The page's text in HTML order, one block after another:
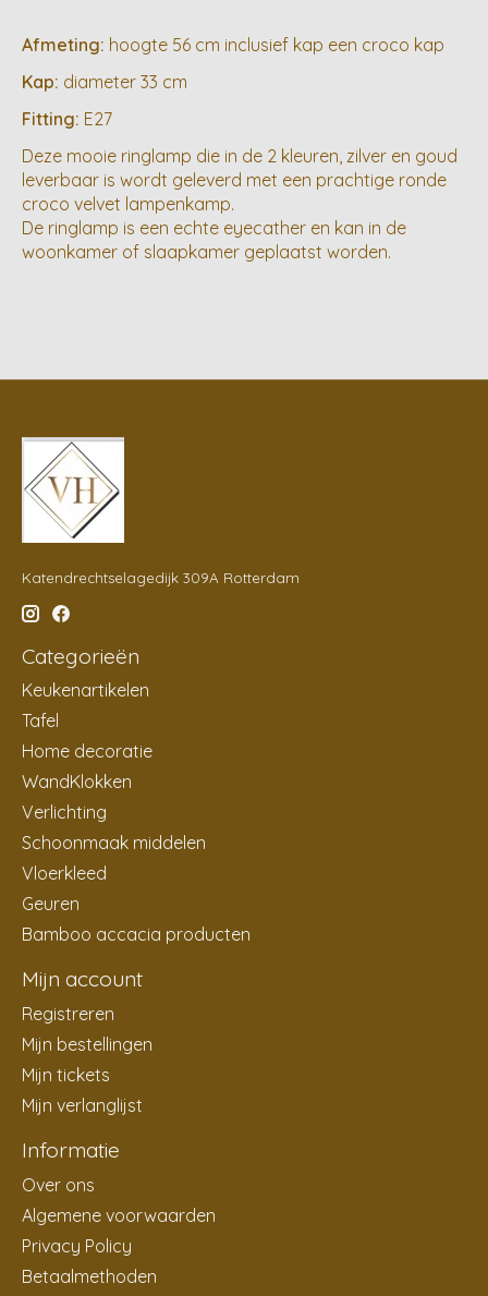
Afmeting: hoogte 56 cm inclusief kap een croco kap
Kap: diameter 33 cm
Fitting: E27
Deze mooie ringlamp die in de 2 kleuren, zilver en goud
leverbaar is wordt geleverd met een prachtige ronde
croco velvet lampenkamp.
De ringlamp is een echte eyecather en kan in de
woonkamer of slaapkamer geplaatst worden.
Katendrechtselagedijk 309A Rotterdam
Categorieën
Keukenartikelen
Tafel
Home decoratie
WandKlokken
Verlichting
Schoonmaak middelen
Vloerkleed
Geuren
Bamboo accacia producten
Mijn account
Registreren
Mijn bestellingen
Mijn tickets
Mijn verlanglijst
Informatie
Over ons
Algemene voorwaarden
Privacy Policy
Betaalmethoden